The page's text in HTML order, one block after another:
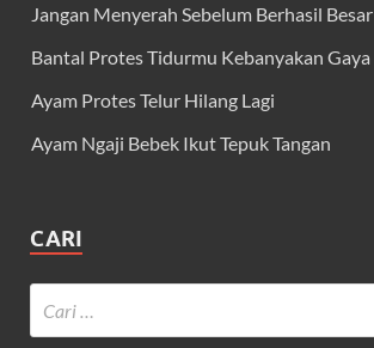
Jangan Menyerah Sebelum Berhasil Besar
Bantal Protes Tidurmu Kebanyakan Gaya
Ayam Protes Telur Hilang Lagi
Ayam Ngaji Bebek Ikut Tepuk Tangan
CARI